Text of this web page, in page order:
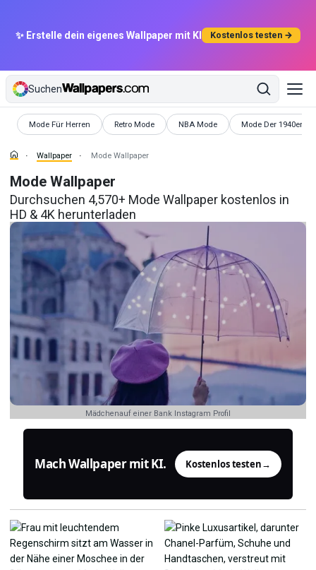
✨ Erstelle dein eigenes Wallpaper mit KI Kostenlos testen →
Suchen
Mode Für Herren
Wallpaper Retro Mode
Wallpaper NBA Mode
Wallpaper Mode Der 1940er
Wallpaper
Wallpaper Mode Wallpaper
Mode Wallpaper
Durchsuchen 4,570+ Mode Wallpaper kostenlos in
HD & 4K herunterladen
Mädchenauf einer Bank Instagram Profil
Mach Wallpaper mit KI. Kostenlos testen→